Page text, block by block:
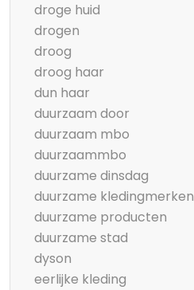
droge huid
drogen
droog
droog haar
dun haar
duurzaam door
duurzaam mbo
duurzaammbo
duurzame dinsdag
duurzame kledingmerken
duurzame producten
duurzame stad
dyson
eerlijke kleding